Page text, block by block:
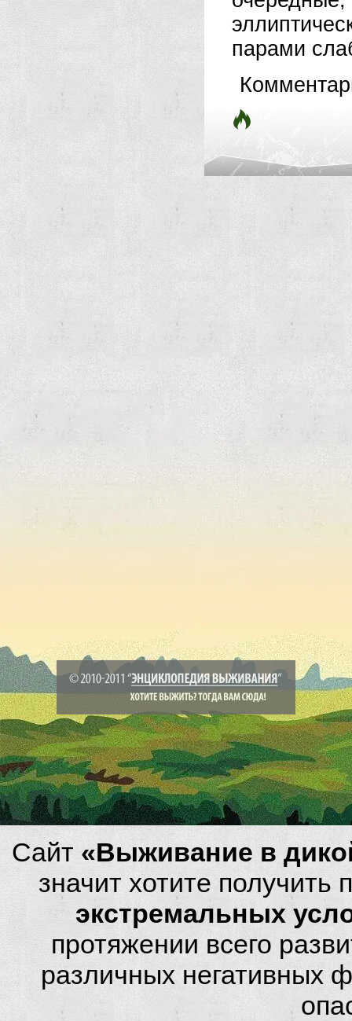
парами
Сайт «Выживание в
значит хотите
экстремальных
протяжении всего
различных негативных